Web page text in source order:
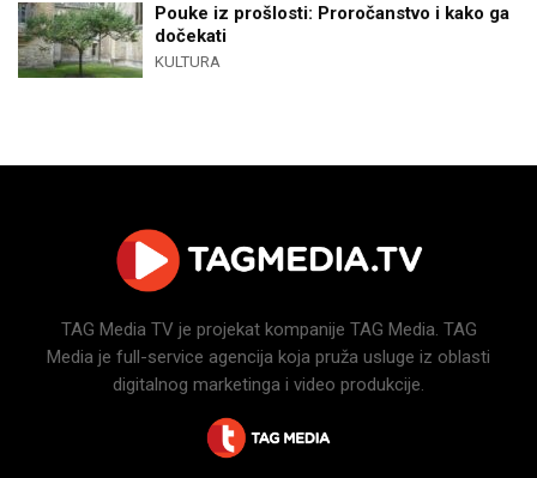
Pouke iz prošlosti: Proročanstvo i kako ga
dočekati
KULTURA
TAG Media TV je projekat kompanije TAG Media. TAG
Media je full-service agencija koja pruža usluge iz oblasti
digitalnog marketinga i video produkcije.